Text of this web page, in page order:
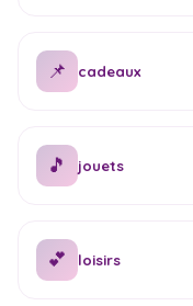
📌 cadeaux
🎵 jouets
💕 loisirs